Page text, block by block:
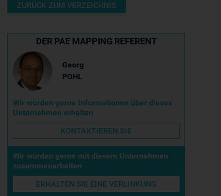
ZURÜCK ZUM VERZEICHNIS
DER PAE MAPPING REFERENT
Georg
POHL
Wir würden gerne Informationen über dieses
Unternehmen erhalten
KONTAKTIEREN SIE
Wir würden gerne mit diesem Unternehmen
zusammenarbeiten
ERHALTEN SIE EINE VERLINKUNG